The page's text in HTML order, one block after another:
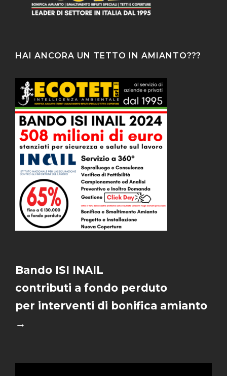
HAI ANCORA UN TETTO IN AMIANTO???
Bando ISI INAIL
contributi a fondo perduto
per interventi di bonifica amianto
→